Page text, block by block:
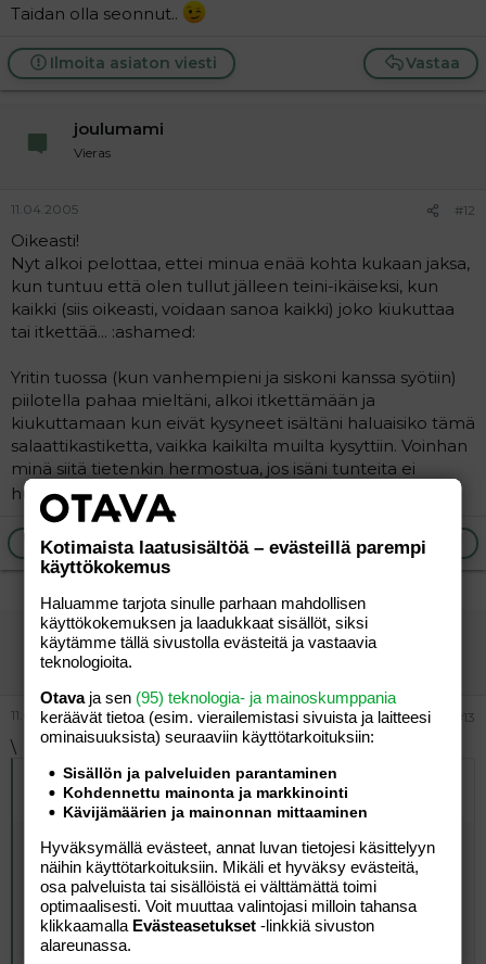
Taidan olla seonnut..
Vastaa
Ilmoita asiaton viesti
joulumami
Vieras
11.04.2005 #12
Oikeasti!
Nyt alkoi pelottaa, ettei minua enää kohta kukaan jaksa,
kun tuntuu että olen tullut jälleen teini-ikäiseksi, kun
kaikki (siis oikeasti, voidaan sanoa kaikki) joko kiukuttaa
tai itkettää... :ashamed:
Yritin tuossa (kun vanhempieni ja siskoni kanssa syötiin)
piilotella pahaa mieltäni, alkoi itkettämään ja
kiukuttamaan kun eivät kysyneet isältäni haluaisiko tämä
salaattikastiketta, vaikka kaikilta muilta kysyttiin. Voinhan
minä siitä tietenkin hermostua, jos isäni tunteita ei
huomioida...
Vastaa
Ilmoita asiaton viesti
-Tumpula-
Vieras
11.04.2005 #13
\
Alkuperäinen kirjoittaja10.04.2005 klo 21:01 joulumami
kirjoitti:
Oikeasti!
Nyt alkoi pelottaa, ettei minua enää kohta kukaan jaksa,
kun tuntuu että olen tullut jälleen teini-ikäiseksi, kun
kaikki (siis oikeasti, voidaan sanoa kaikki) joko kiukuttaa
tai itkettää... :ashamed:
Kotimaista laatusisältöä – evästeillä parempi
käyttökokemus
Haluamme tarjota sinulle parhaan mahdollisen
käyttökokemuksen ja laadukkaat sisällöt, siksi
käytämme tällä sivustolla evästeitä ja vastaavia
teknologioita.
Otavaja sen (95) teknologia- ja mainoskumppania
keräävät tietoa (esim. vierailemis­tasi sivuista ja laitteesi
ominaisuuk­sista) seuraaviin käyttötarkoituksiin:
Sisällön ja palveluiden parantaminen
Kohdennettu mainonta ja markkinointi
Kävijämäärien ja mainonnan mittaaminen
Hyväksymällä evästeet, annat luvan tietojesi käsittelyyn
näihin käyttötarkoituksiin. Mikäli et hyväksy evästeitä,
osa palveluista tai sisällöistä ei välttämättä toimi
optimaalisesti. Voit muuttaa valintojasi milloin tahansa
klikkaamalla Evästeasetukset -linkkiä sivuston
alareunassa.